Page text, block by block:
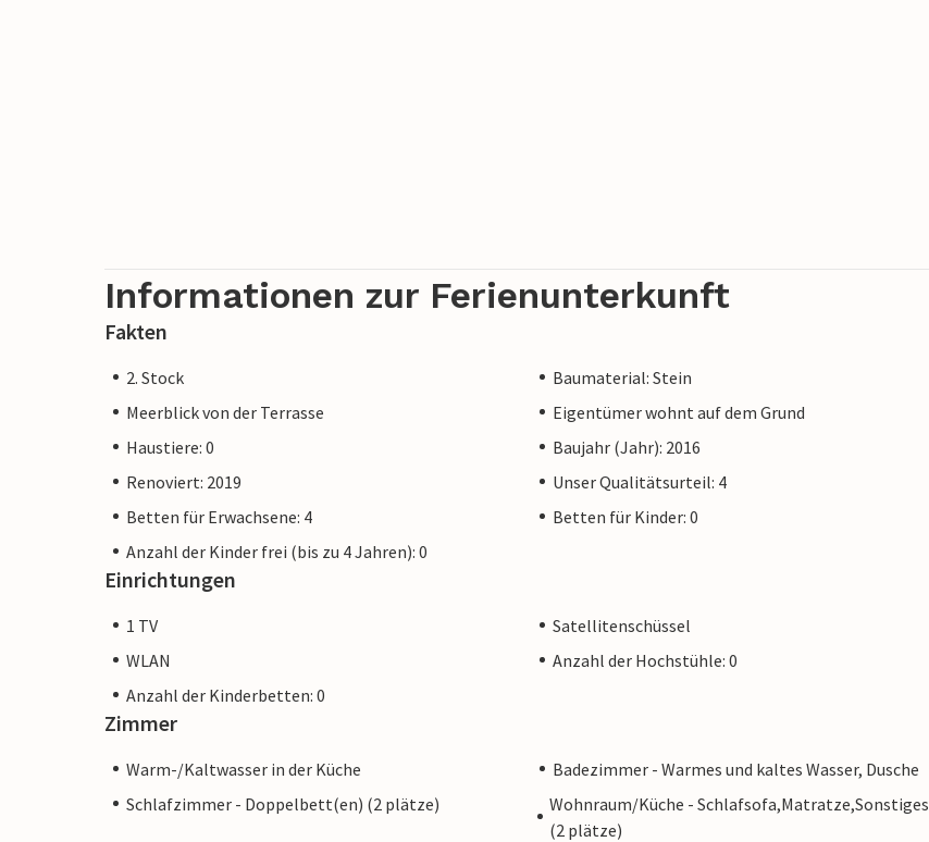
Informationen zur Ferienunterkunft
Fakten
2. Stock
Baumaterial: Stein
Meerblick von der Terrasse
Eigentümer wohnt auf dem Grund
Haustiere: 0
Baujahr (Jahr): 2016
Renoviert: 2019
Unser Qualitätsurteil: 4
Betten für Erwachsene: 4
Betten für Kinder: 0
Anzahl der Kinder frei (bis zu 4 Jahren): 0
Einrichtungen
1 TV
Satellitenschüssel
WLAN
Anzahl der Hochstühle: 0
Anzahl der Kinderbetten: 0
Zimmer
Warm-/Kaltwasser in der Küche
Badezimmer - Warmes und kaltes Wasser, Dusche
Schlafzimmer - Doppelbett(en) (2 plätze)
Wohnraum/Küche - Schlafsofa,Matratze,Sonstiges
(2 plätze)